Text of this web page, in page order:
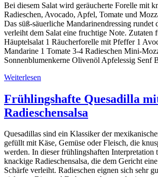
Bei diesem Salat wird geräucherte Forelle mit
Radieschen, Avocado, Apfel, Tomate und
Das süß-säuerliche Mandarinendressing rundet
verleiht dem Salat eine fruchtige Note. Zutaten
Häuptelsalat 1 Räucherforelle mit Pfeffer 1
Mandarine 1 Tomate 3-4 Radieschen Mini-
Sonnenblumenkerne Olivenöl Apfelessig Senf
Weiterlesen
Frühlingshafte Quesadilla
Radieschensalsa
Quesadillas sind ein Klassiker der
gefüllt mit Käse, Gemüse oder Fleisch, die
werden. In dieser frühlingshaften Interpretation
knackige Radieschensalsa, die dem Gericht
Schärfe verleiht. Radieschen eignen sich sehr